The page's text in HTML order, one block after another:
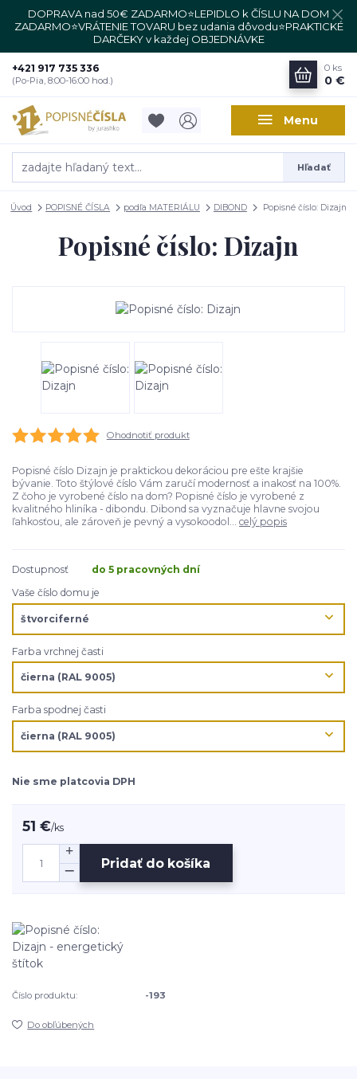
DOPRAVA nad 50€ ZADARMO⭐LEPIDLO k ČÍSLU NA DOM
ZADARMO⭐VRÁTENIE TOVARU bez udania dôvodu⭐PRAKTICKÉ
DARČEKY v každej OBJEDNÁVKE
Menu
Hľadať
+421 917 735 336
(Po-Pia, 8:00-16:00 hod.)
0 ks
0 €
Úvod POPISNÉ ČÍSLA podľa MATERIÁLU DIBOND Popisné číslo: Dizajn
Popisné číslo: Dizajn
Ohodnotiť produkt
Popisné číslo Dizajn je praktickou dekoráciou pre ešte krajšie
bývanie. Toto štýlové číslo Vám zaručí modernosť a inakosť na 100%.
Z čoho je vyrobené číslo na dom? Popisné číslo je vyrobené z
kvalitného hliníka - dibondu. Dibond sa vyznačuje hlavne svojou
ľahkosťou, ale zároveň je pevný a vysokoodol... celý popis
Dostupnosť
do 5 pracovných dní
Vaše číslo domu je
Farba vrchnej časti
Farba spodnej časti
Nie sme platcovia DPH
51 €/ks
Pridať do košíka
Číslo produktu: -193
Do obľúbených